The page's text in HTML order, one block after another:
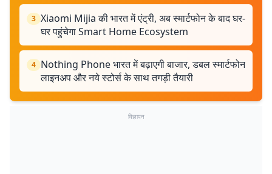
3 Xiaomi Mijia की भारत में एंट्री, अब स्मार्टफोन के बाद घर-
घर पहुंचेगा Smart Home Ecosystem
4 Nothing Phone भारत में बढ़ाएगी बाजार, डबल स्मार्टफोन
लाइनअप और नये स्टोर्स के साथ तगड़ी तैयारी
विज्ञापन